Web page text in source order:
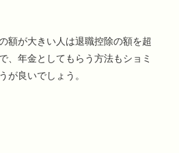
額が大きい人は退職控除の額を超
、年金としてもらう方法もショミ
が良いでしょう。